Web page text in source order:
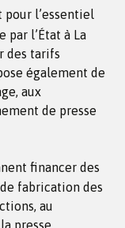
pour l’essentiel
par l’État à La
des tarifs
également de
aux
de presse
financer des
fabrication des
au